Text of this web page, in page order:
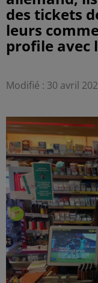
des tickets
leurs
profile avec
Modifié : 30 avril